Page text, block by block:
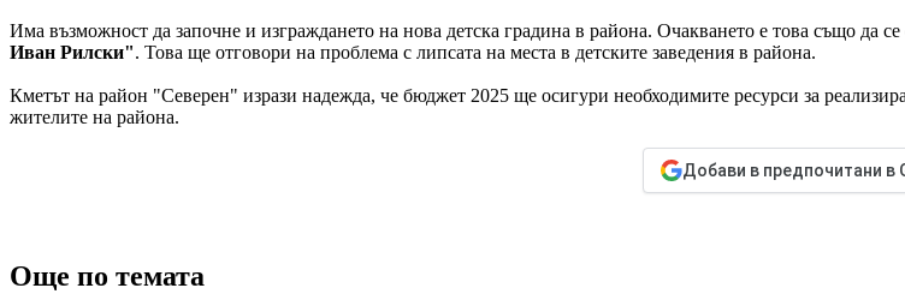
Има възможност да започне и изграждането на нова детска градина в района. Очакването е това също да
Иван Рилски". Това ще отговори на проблема с липсата на места в детските заведения в района.
Кметът на район "Северен" изрази надежда, че бюджет 2025 ще осигури необходимите ресурси за
жителите на района.
Добави в предпочитани в
Още по темата